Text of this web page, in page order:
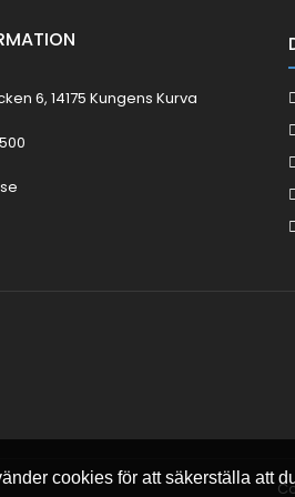
cookies för att säkerställa att
6, 14175 Kungens Kurva